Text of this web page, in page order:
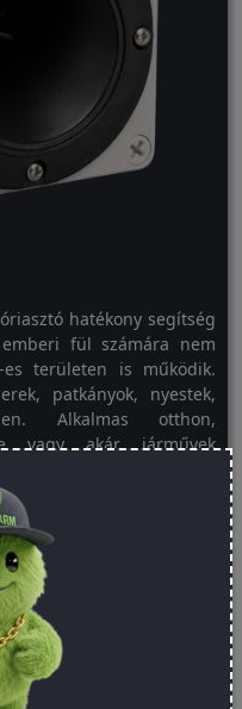
hatékony segítség
fül számára nem
területen is működik.
patkányok, nyestek,
Alkalmas otthon,
vagy akár járművek
zavarják a rágcsálókat,
ki a számodra
adapterrel vagy
ideális választás
megelőzni, hogy
be az otthonukba vagy